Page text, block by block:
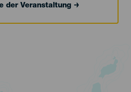
der Veranstaltung